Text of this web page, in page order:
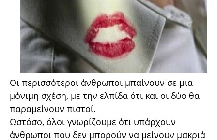
Οι περισσότεροι άνθρωποι μπαίνουν σε μια
μόνιμη σχέση, με την ελπίδα ότι και οι δύο θα
παραμείνουν πιστοί.
Ωστόσο, όλοι γνωρίζουμε ότι υπάρχουν
άνθρωποι που δεν μπορούν να μείνουν μακριά